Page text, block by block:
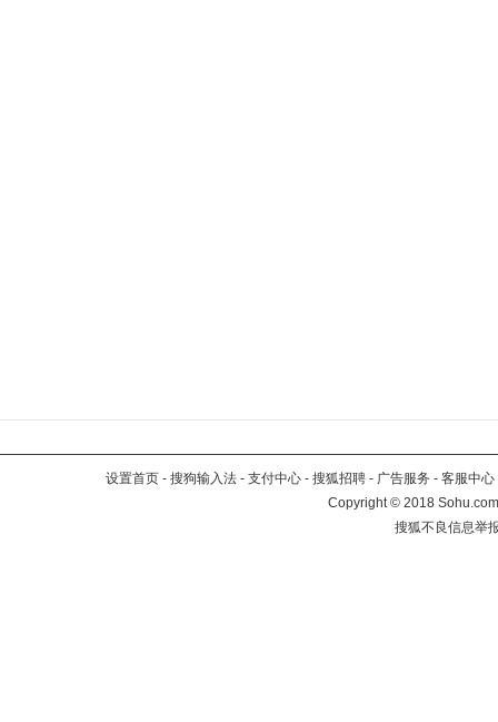
设置首页 - 搜狗输入法 - 支付中心 - 搜狐招聘 - 广告服务 - 客服中心
Copyright©2018
搜狐不良信息举